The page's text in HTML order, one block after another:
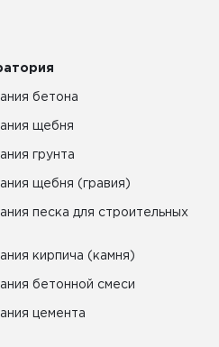
бетона
щебня
грунта
щебня (гравия)
песка для строительных
кирпича (камня)
бетонной смеси
цемента